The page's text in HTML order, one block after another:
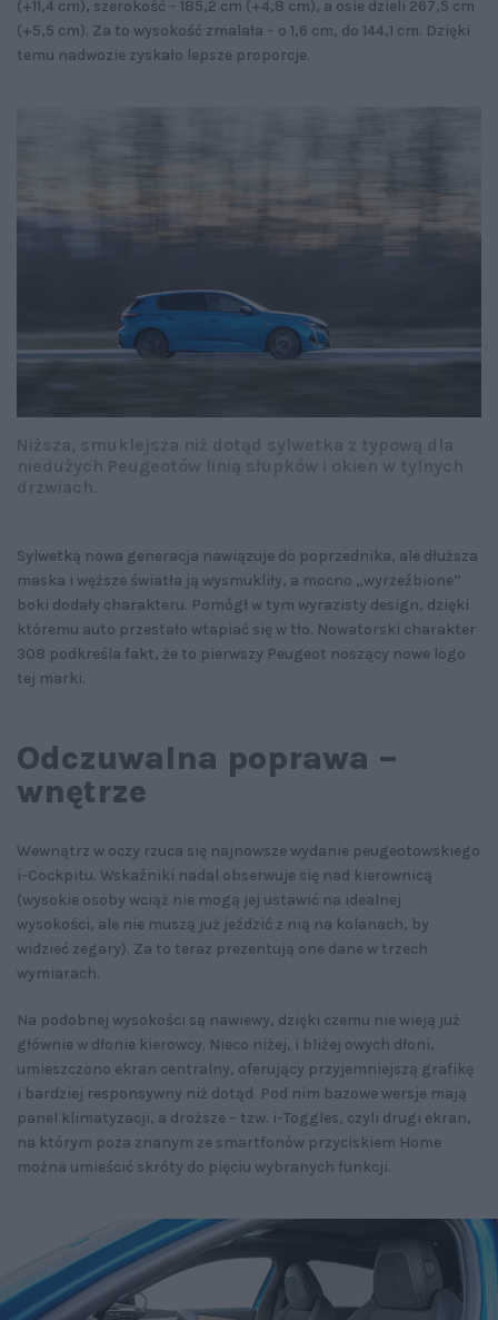
(+11,4 cm), szerokość – 185,2 cm (+4,8 cm), a osie dzieli 267,5 cm
(+5,5 cm). Za to wysokość zmalała – o 1,6 cm, do 144,1 cm. Dzięki
temu nadwozie zyskało lepsze proporcje.
Sylwetką nowa generacja nawiązuje do poprzednika, ale dłuższa
maska i węższe światła ją wysmukliły, a mocno „wyrzeźbione”
boki dodały charakteru. Pomógł w tym wyrazisty design, dzięki
któremu auto przestało wtapiać się w tło. Nowatorski charakter
308 podkreśla fakt, że to pierwszy Peugeot noszący nowe logo
tej marki.
Odczuwalna poprawa –
wnętrze
Wewnątrz w oczy rzuca się najnowsze wydanie peugeotowskiego
i-Cockpitu. Wskaźniki nadal obserwuje się nad kierownicą
(wysokie osoby wciąż nie mogą jej ustawić na idealnej
wysokości, ale nie muszą już jeździć z nią na kolanach, by
widzieć zegary). Za to teraz prezentują one dane w trzech
wymiarach.
Na podobnej wysokości są nawiewy, dzięki czemu nie wieją już
głównie w dłonie kierowcy. Nieco niżej, i bliżej owych dłoni,
umieszczono ekran centralny, oferujący przyjemniejszą grafikę
i bardziej responsywny niż dotąd. Pod nim bazowe wersje mają
panel klimatyzacji, a droższe – tzw. i-Toggles, czyli drugi ekran,
na którym poza znanym ze smartfonów przyciskiem Home
można umieścić skróty do pięciu wybranych funkcji.